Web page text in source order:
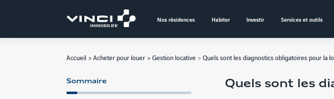
Nos résidences Habiter Investir Services et outils
Accueil Acheter pour louer Gestion locative Quels sont les diagnostics obligatoires pour la
Sommaire Quels sont les